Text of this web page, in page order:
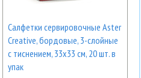
Салфетки сервировочные Aster
Creative, бордовые, 3-слойные
с тиснением, 33х33 см, 20 шт. в
упак